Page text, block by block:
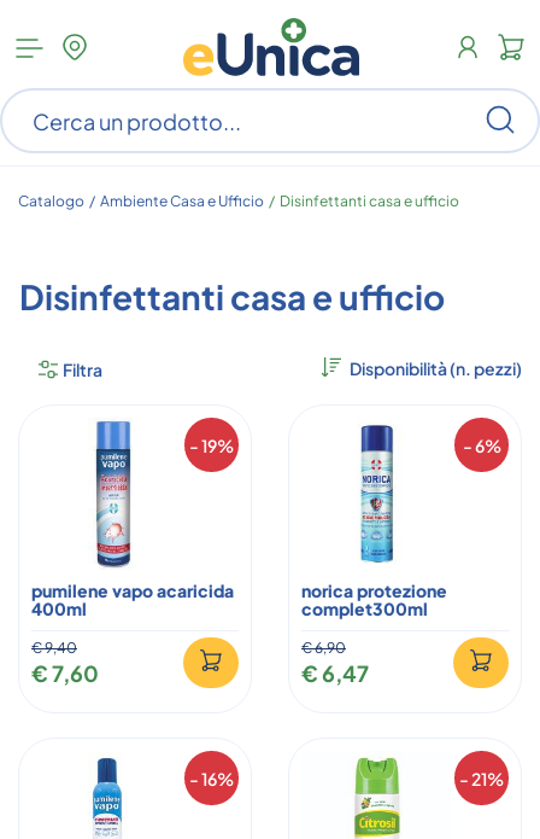
Apri
menu
categorie
Catalogo / Ambiente Casa e Ufficio / Disinfettanti casa e ufficio
Disinfettanti casa e ufficio
Filtra
- 19%
pumilene vapo acaricida
400ml
€ 9,40
€ 7,60
- 6%
norica protezione
complet300ml
€ 6,90
€ 6,47
- 16% - 21%